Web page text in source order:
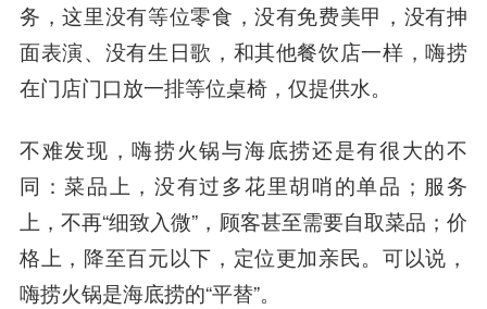
务，这里没有等位零食，没有免费美甲，没有抻
面表演、没有生日歌，和其他餐饮店一样，嗨捞
在门店门口放一排等位桌椅，仅提供水。
不难发现，嗨捞火锅与海底捞还是有很大的不
同：菜品上，没有过多花里胡哨的单品；服务
上，不再“细致入微”，顾客甚至需要自取菜品；价
格上，降至百元以下，定位更加亲民。可以说，
嗨捞火锅是海底捞的“平替”。